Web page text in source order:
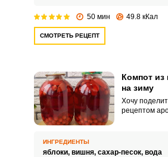
50 мин 49.8 кКал
СМОТРЕТЬ РЕЦЕПТ
Компот
на зиму
Хочу
рецептом
кислинки.
ИНГРЕДИЕНТЫ
яблоки, вишня, сахар-песок, вода